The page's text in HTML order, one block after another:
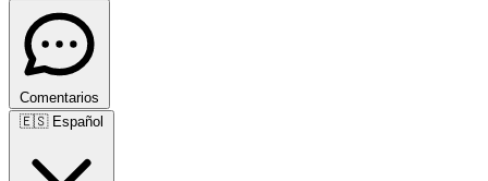
Comentarios
🇪🇸 Español